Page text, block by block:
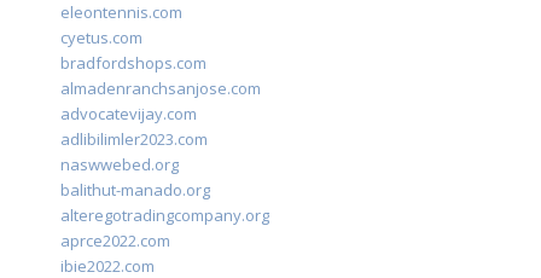
eleontennis.com
cyetus.com
bradfordshops.com
almadenranchsanjose.com
advocatevijay.com
adlibilimler2023.com
naswwebed.org
balithut-manado.org
alteregotradingcompany.org
aprce2022.com
ibie2022.com